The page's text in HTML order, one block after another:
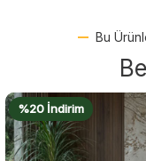
Bu
%22 İndirim